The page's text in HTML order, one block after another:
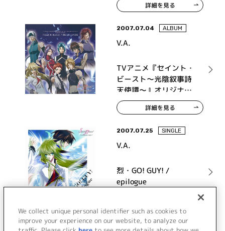
詳細を見る
2007.07.04 ALBUM
V.A.
TVアニメ『セイント・
ビースト～光陰叙事詩
天使譚～』オリジナル
サウンドトラック Fatal
Melodies詳細を見る
2007.07.25 SINGLE
V.A.
烈・GO! GUY! /
epilogue
詳細を見る
We collect unique personal identifier such as cookies to
improve your experience on our website, to analyze our